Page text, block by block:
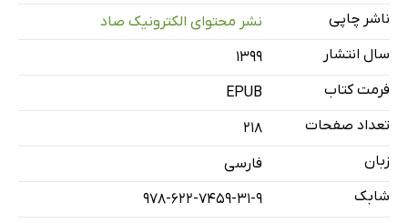
ناشر چاپی
نشر محتوای الکترونیک صاد
سال انتشار
۱۳۹۹
فرمت کتاب
EPUB
تعداد صفحات
218
زبان
فارسی
شابک
978-622-7459-31-9